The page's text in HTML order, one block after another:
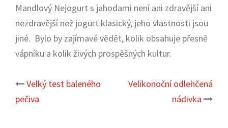
Mandlový Nejogurt s jahodami není ani zdravější ani
nezdravější než jogurt klasický, jeho vlastnosti jsou
jiné. Bylo by zajímavé vědět, kolik obsahuje přesně
vápníku a kolik živých prospěšných kultur.
Post
navigation
Velký test baleného
pečiva
Velikonoční odlehčená
nádivka